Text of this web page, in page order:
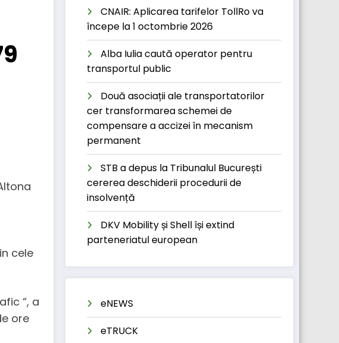
cele
“, a
ore
CNAIR: Aplicarea tarifelor TollRo va
începe la 1 octombrie 2026
Alba Iulia caută operator pentru
transportul public
Două asociații ale transportatorilor
cer transformarea schemei de
compensare a accizei în mecanism
permanent
STB a depus la Tribunalul București
cererea deschiderii procedurii de
insolvență
DKV Mobility și Shell își extind
parteneriatul european
eNEWS
eTRUCK